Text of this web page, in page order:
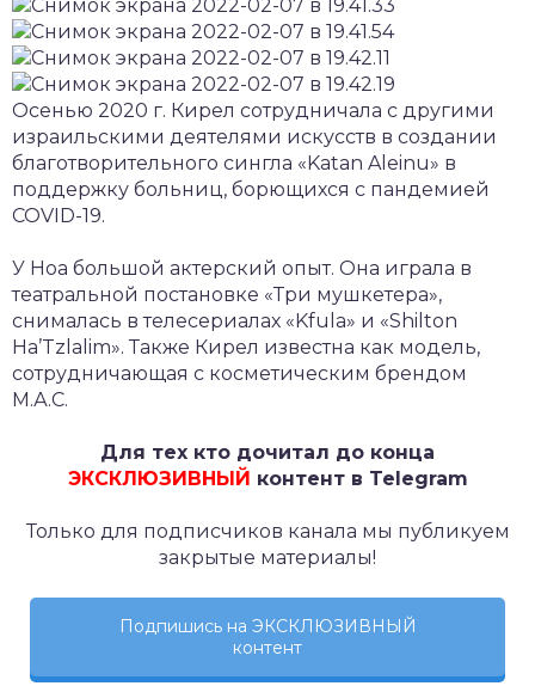
Осенью 2020 г. Кирел сотрудничала с другими
израильскими деятелями искусств в создании
благотворительного сингла «Katan Aleinu» в
поддержку больниц, борющихся с пандемией
COVID-19.
У Ноа большой актерский опыт. Она играла в
театральной постановке «Три мушкетера»,
снималась в телесериалах «Kfula» и «Shilton
Ha’Tzlalim». Также Кирел известна как модель,
сотрудничающая с косметическим брендом
М.А.С.
Для тех кто дочитал до конца
ЭКСКЛЮЗИВНЫЙ контент в Telegram
Только для подписчиков канала мы публикуем
закрытые материалы!
Подпишись на ЭКСКЛЮЗИВНЫЙ
контент